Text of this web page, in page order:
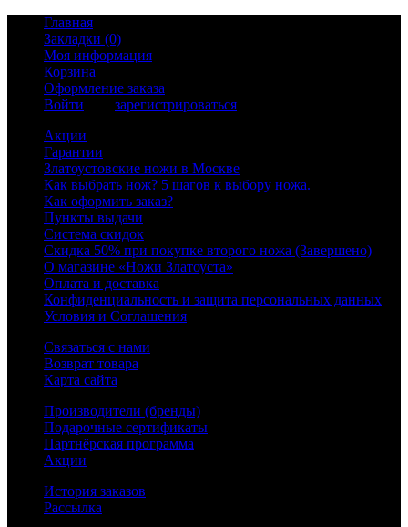
Главная
Закладки (0)
Моя информация
Корзина
Оформление заказа
Войти
зарегистрироваться
Акции
Гарантии
Златоустовские ножи в Москве
Как выбрать нож? 5 шагов к выбору ножа.
Как оформить заказ?
Пункты выдачи
Система скидок
Скидка 50% при покупке второго ножа (Завершено)
О магазине «Ножи Златоуста»
Оплата и доставка
Конфиденциальность и защита персональных данных
Условия и Соглашения
Связаться с нами
Возврат товара
Карта сайта
Производители (бренды)
Подарочные сертификаты
Партнёрская программа
Акции
История заказов
Рассылка